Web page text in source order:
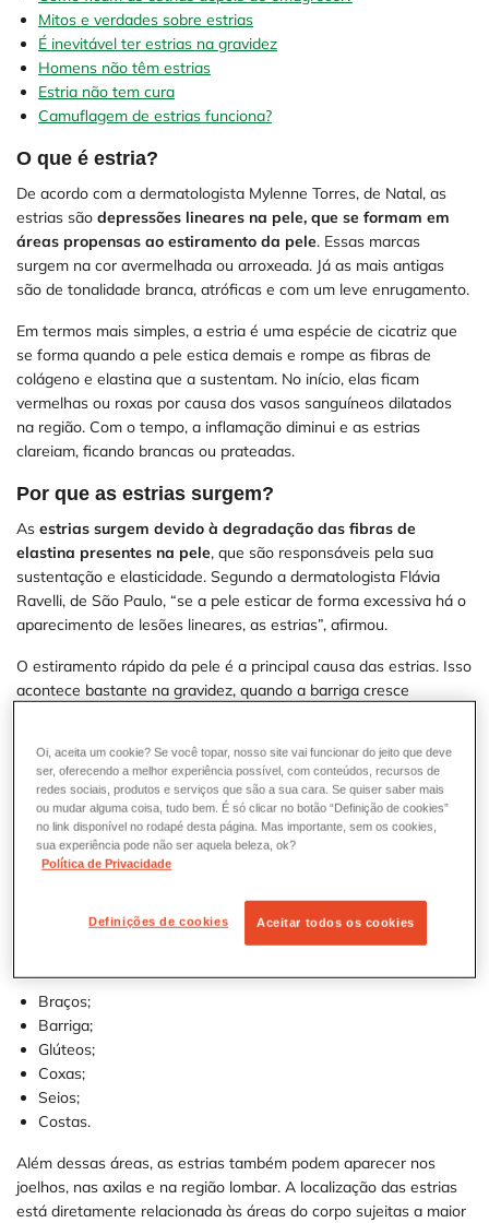
Mitos e verdades sobre estrias
É inevitável ter estrias na gravidez
Homens não têm estrias
Estria não tem cura
Camuflagem de estrias funciona?
O que é estria?
De acordo com a dermatologista Mylenne Torres, de Natal, as
estrias são depressões lineares na pele, que se formam em
áreas propensas ao estiramento da pele. Essas marcas
surgem na cor avermelhada ou arroxeada. Já as mais antigas
são de tonalidade branca, atróficas e com um leve enrugamento.
Em termos mais simples, a estria é uma espécie de cicatriz que
se forma quando a pele estica demais e rompe as fibras de
colágeno e elastina que a sustentam. No início, elas ficam
vermelhas ou roxas por causa dos vasos sanguíneos dilatados
na região. Com o tempo, a inflamação diminui e as estrias
clareiam, ficando brancas ou prateadas.
Por que as estrias surgem?
As estrias surgem devido à degradação das fibras de
elastina presentes na pele, que são responsáveis pela sua
sustentação e elasticidade. Segundo a dermatologista Flávia
Ravelli, de São Paulo, “se a pele esticar de forma excessiva há o
aparecimento de lesões lineares, as estrias”, afirmou.
O estiramento rápido da pele é a principal causa das estrias. Isso
acontece bastante na gravidez, quando a barriga cresce
fatores genéticos também podem deixar a pele mais frágil e
propensa a desenvolver estrias. O uso contínuo de
medicamentos à base de corticoides também pode aumentar o
risco.
Onde as estrias surgem?
As estrias podem surgir em qualquer lugar do corpo, porém, são
Braços;
Barriga;
Glúteos;
Coxas;
Seios;
Costas.
Além dessas áreas, as estrias também podem aparecer nos
joelhos, nas axilas e na região lombar. A localização das estrias
está diretamente relacionada às áreas do corpo sujeitas a maior
Oi, aceita um cookie? Se você topar, nosso site vai funcionar do jeito que deve
ser, oferecendo a melhor experiência possível, com conteúdos, recursos de
redes sociais, produtos e serviços que são a sua cara. Se quiser saber mais
ou mudar alguma coisa, tudo bem. É só clicar no botão “Definição de cookies”
no link disponível no rodapé desta página. Mas importante, sem os cookies,
sua experiência pode não ser aquela beleza, ok?
Política de Privacidade
Definições de cookies Aceitar todos os cookies